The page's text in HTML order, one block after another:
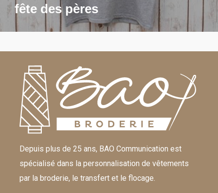
fête des pères
Depuis plus de 25 ans, BAO Communication est
spécialisé dans la personnalisation de vêtements
par la broderie, le transfert et le flocage.